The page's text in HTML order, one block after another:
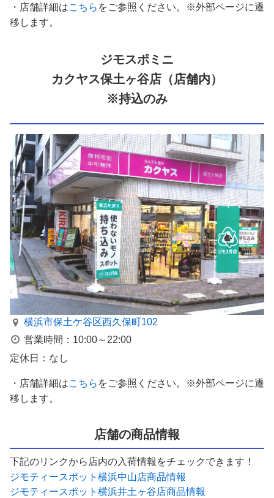
・店舗詳細はこちら をご参照ください。※外部ページに遷
移します。
ジモスポミニ
カクヤス保土ヶ谷店（店舗内）
※持込のみ
横浜市保土ケ谷区西久保町102
営業時間：10:00～22:00
定休日：なし
・店舗詳細はこちら をご参照ください。※外部ページに遷
移します。
店舗の商品情報
下記のリンクから店内の入荷情報をチェックできます！
ジモティースポット横浜中山店商品情報
ジモティースポット横浜井土ヶ谷店商品情報